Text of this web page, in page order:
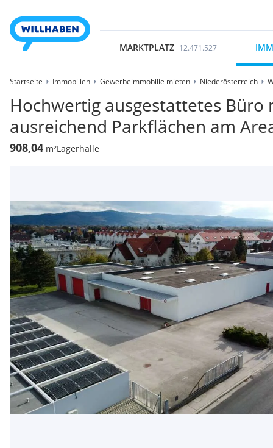
MARKTPLATZ 12.471.527
Startseite Immobilien Gewerbeimmobilie mieten Niederösterreich
Hochwertig ausgestattetes Büro
ausreichend Parkflächen am
908,04 m²Lagerhalle